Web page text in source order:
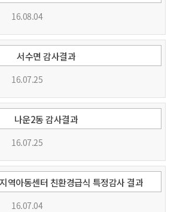
16.08.04
서수면 감사결과
16.07.25
나운2동 감사결과
16.07.25
역아동센터 친환경급식 특정감사 결과
16.07.04